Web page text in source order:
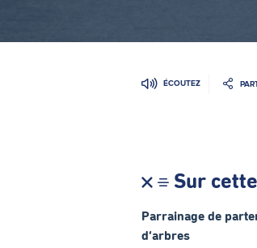
ÉCOUTEZ
Sur
Parrainage de
d’arbres